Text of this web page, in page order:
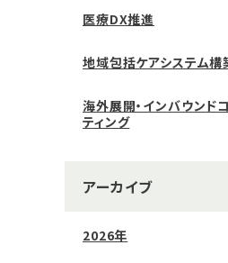
医療DX推進
地域包括ケアシステム構
海外展開・インバウンド
ティング
アーカイブ
2026年